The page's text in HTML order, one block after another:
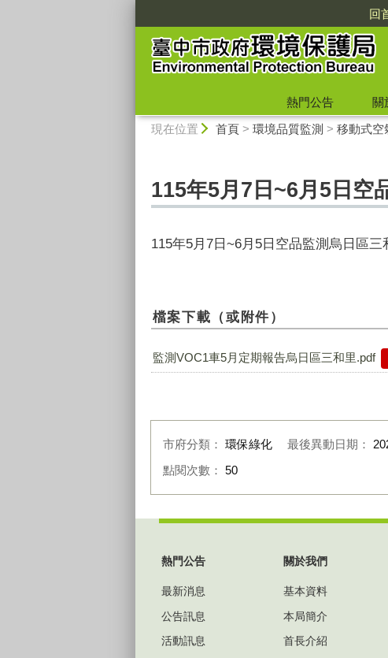
回
熱門公告 關
現在位置 首頁> 環境品質監測 > 移動式空
115年5月7日~6月5日空
115年5月7日~6月5日空品監測烏日區三
檔案下載（或附件）
監測VOC1車5月定期報告烏日區三和里.pdf
市府分類： 環保綠化 最後異動日期：
點閱次數： 50
熱門公告
最新消息
公告訊息
活動訊息
關於我們
基本資料
本局簡介
首長介紹